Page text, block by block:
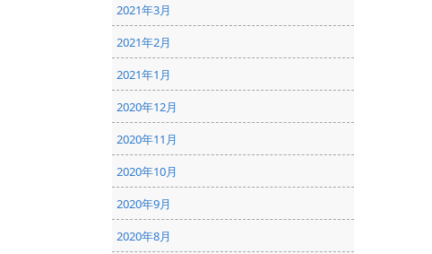
2021年3月
2021年2月
2021年1月
2020年12月
2020年11月
2020年10月
2020年9月
2020年8月